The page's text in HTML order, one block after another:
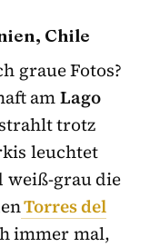
Chile
graue Fotos?
amLago
strahlt trotz
leuchtet
weiß-grau die
Torres del
immer mal,